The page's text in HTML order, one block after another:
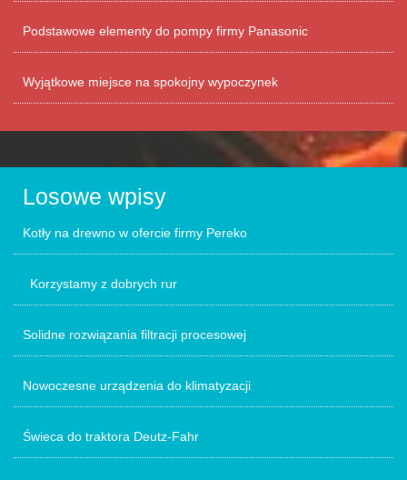
Podstawowe elementy do pompy firmy Panasonic
Wyjątkowe miejsce na spokojny wypoczynek
Losowe wpisy
Kotły na drewno w ofercie firmy Pereko
Korzystamy z dobrych rur
Solidne rozwiązania filtracji procesowej
Nowoczesne urządzenia do klimatyzacji
Świeca do traktora Deutz-Fahr